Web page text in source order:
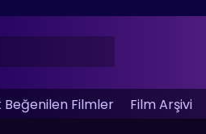
Beğenilen Filmler Film Arşivi